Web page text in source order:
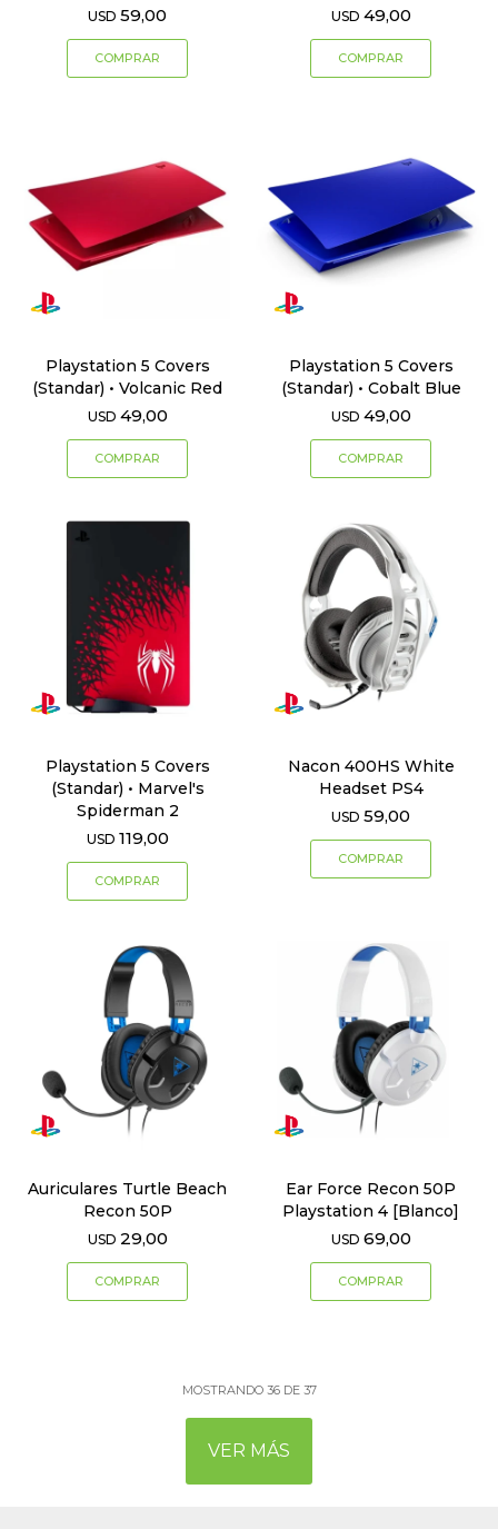
USD 59,00 USD 49,00
Playstation 5 Covers
(Standar) • Volcanic Red
USD 49,00
Playstation 5 Covers
(Standar) • Cobalt Blue
USD 49,00
Playstation 5 Covers
(Standar) • Marvel's
Spiderman 2
USD 119,00
Nacon 400HS White
Headset PS4
USD 59,00
Auriculares Turtle Beach
Recon 50P
USD 29,00
Ear Force Recon 50P
Playstation 4 [Blanco]
USD 69,00
MOSTRANDO 36DE 37
VER MÁS